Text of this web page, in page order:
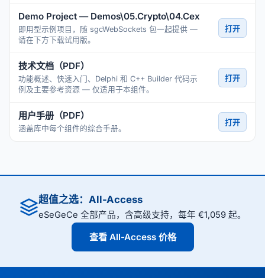
Demo Project — Demos\05.Crypto\04.Cex
即用型示例项目，随 sgcWebSockets 包一起提供 —
请在下方下载试用版。
打开
技术文档（PDF）
功能概述、快速入门、Delphi 和 C++ Builder 代码示
例及主要参考资源 — 仅适用于本组件。
打开
用户手册（PDF）
涵盖库中每个组件的综合手册。
打开
超值之选：All-Access
eSeGeCe 全部产品，含高级支持，每年 €1,059 起。
查看 All-Access 价格